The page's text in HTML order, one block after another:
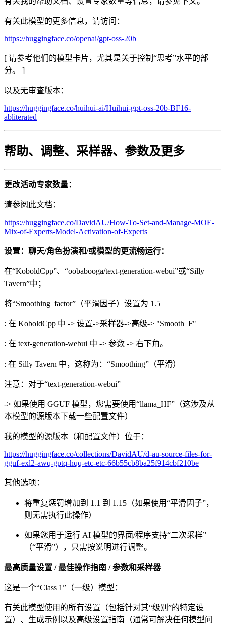
有关此模型的更多信息，请访问：
https://huggingface.co/openai/gpt-oss-20b
[ 请参考他们的模型卡片，尤其是关于控制“思考”水平的部
分。 ]
以及无审查版本：
https://huggingface.co/huihui-ai/Huihui-gpt-oss-20b-BF16-
abliterated
帮助、调整、采样器、参数及更多
更改活动专家数量：
请参阅此文档：
https://huggingface.co/DavidAU/How-To-Set-and-Manage-MOE-
Mix-of-Experts-Model-Activation-of-Experts
设置：聊天/角色扮演和/或模型的更流畅运行：
在“KoboldCpp”、“oobabooga/text-generation-webui”或“Silly
Tavern”中；
将“Smoothing_factor”（平滑因子）设置为 1.5
: 在 KoboldCpp 中 -> 设置->采样器->高级-> "Smooth_F"
: 在 text-generation-webui 中 -> 参数 -> 右下角。
: 在 Silly Tavern 中，这称为：“Smoothing”（平滑）
注意：对于“text-generation-webui”
-> 如果使用 GGUF 模型，您需要使用“llama_HF”（这涉及从
本模型的源版本下载一些配置文件）
我的模型的源版本（和配置文件）位于：
https://huggingface.co/collections/DavidAU/d-au-source-files-for-
gguf-exl2-awq-gptq-hqq-etc-etc-66b55cb8ba25f914cbf210be
其他选项：
将重复惩罚增加到 1.1 到 1.15（如果使用“平滑因子”，
则无需执行此操作）
如果您用于运行 AI 模型的界面/程序支持“二次采样”
（“平滑”），只需按说明进行调整。
最高质量设置 / 最佳操作指南 / 参数和采样器
这是一个“Class 1”（一级）模型：
有关此模型使用的所有设置（包括针对其“级别”的特定设
置）、生成示例以及高级设置指南（通常可解决任何模型问